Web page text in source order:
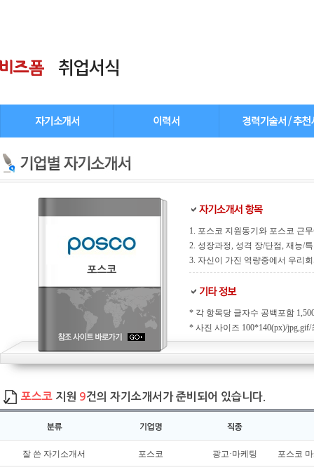
포스코
1. 포스코 지원동기와 포스코 근
2. 성장과정, 성격 장/단점, 재능/
3. 자신이 가진 역량중에서 우리
* 각 항목당 글자수 공백포함
* 사진 사이즈 100*140(px)/
포스코 지원 9건의 자기소개서가 준비되어 있습니다.
잘 쓴 자기소개서 포스코 광고·마케팅 포스코